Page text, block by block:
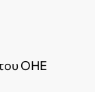
του ΟΗΕ